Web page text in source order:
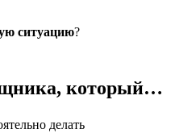
ситуацию?
который…
делать